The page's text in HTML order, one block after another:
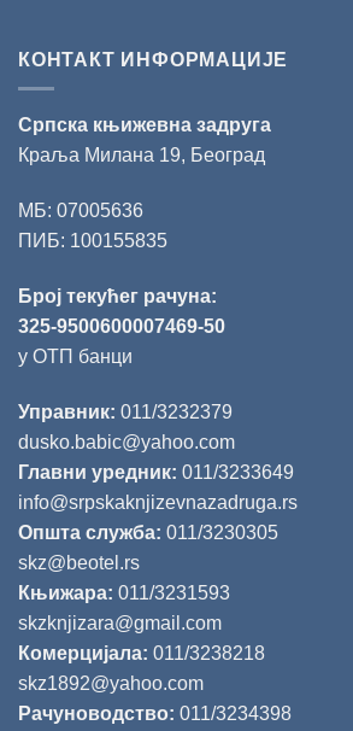
КОНТАКТ ИНФОРМАЦИЈЕ
Српска књижевна задруга
Краља Милана 19, Београд
МБ: 07005636
ПИБ: 100155835
Број текућег рачуна:
325-9500600007469-50
у ОТП банци
Управник: 011/3232379
dusko.babic@yahoo.com
Главни уредник: 011/3233649
info@srpskaknjizevnazadruga.rs
Општа служба: 011/3230305
skz@beotel.rs
Књижара: 011/3231593
skzknjizara@gmail.com
Комерцијала: 011/3238218
skz1892@yahoo.com
Рачуноводство: 011/3234398